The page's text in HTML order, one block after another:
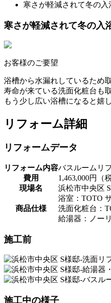
寒さが軽減されて冬の
寒さが軽減されて冬の入
お客様のご要望
浴槽から水漏れしているため
寿命が来ている洗面化粧台も
もう少し広い浴槽になると嬉し
リフォーム詳細
リフォームデータ
リフォーム内容バスルームリ
費用
1,463,000円（
現場名
浜松市中央区
商品仕様
浴室：TOTO
洗面化粧台：
給湯器：ノー
施工前
施工中の様子